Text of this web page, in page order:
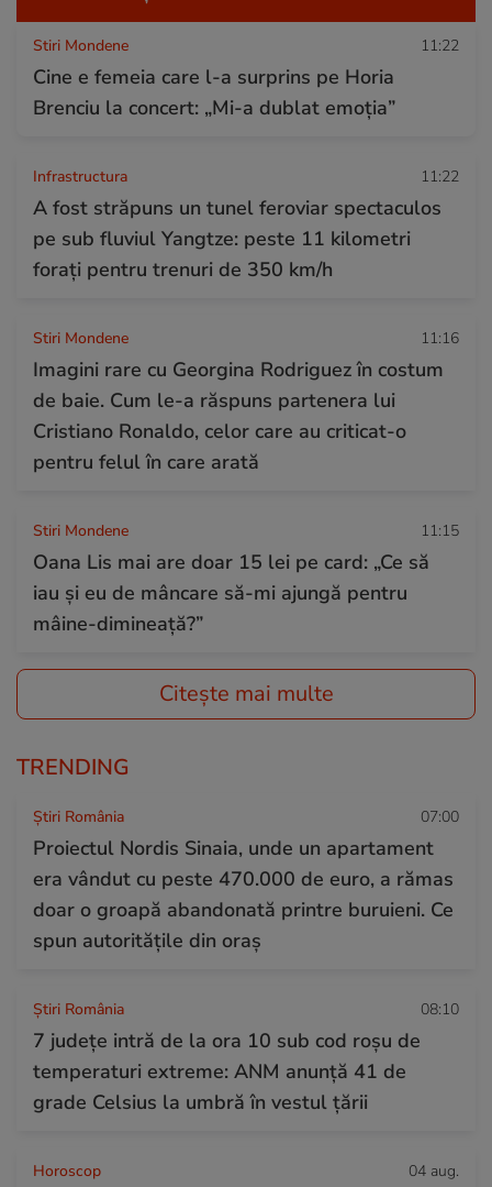
Stiri Mondene 11:22
Cine e femeia care l-a surprins pe Horia
Brenciu la concert: „Mi-a dublat emoția”
Infrastructura 11:22
A fost străpuns un tunel feroviar spectaculos
pe sub fluviul Yangtze: peste 11 kilometri
forați pentru trenuri de 350 km/h
Stiri Mondene 11:16
Imagini rare cu Georgina Rodriguez în costum
de baie. Cum le-a răspuns partenera lui
Cristiano Ronaldo, celor care au criticat-o
pentru felul în care arată
Stiri Mondene 11:15
Oana Lis mai are doar 15 lei pe card: „Ce să
iau și eu de mâncare să-mi ajungă pentru
mâine-dimineață?”
Citește mai multe
TRENDING
Știri România 07:00
Proiectul Nordis Sinaia, unde un apartament
era vândut cu peste 470.000 de euro, a rămas
doar o groapă abandonată printre buruieni. Ce
spun autoritățile din oraș
Știri România 08:10
7 județe intră de la ora 10 sub cod roșu de
temperaturi extreme: ANM anunță 41 de
grade Celsius la umbră în vestul țării
Horoscop 04 aug.